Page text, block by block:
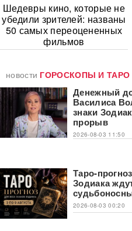
Шедевры кино, которые не
убедили зрителей: названы
50 самых переоцененных
фильмов
новости ГОРОСКОПЫ И ТАРО
Денежный
Василиса
знаки
прорыв
2026-08-03 11:50
Таро-
Зодиака
2026-08-03 00:20